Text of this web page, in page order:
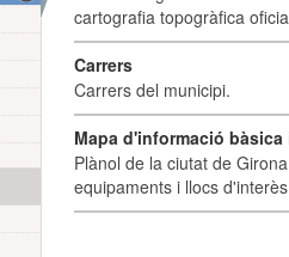
cartografia topogràfica
Carrers
Carrers del municipi.
Mapa d'informació
Plànol de la ciutat de
equipaments i llocs